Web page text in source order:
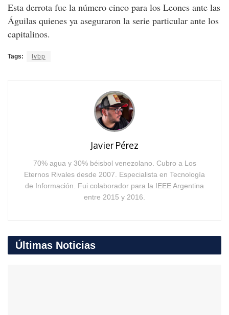
Esta derrota fue la número cinco para los Leones ante las
Águilas quienes ya aseguraron la serie particular ante los
capitalinos.
Tags: lvbp
Javier Pérez
70% agua y 30% béisbol venezolano. Cubro a Los
Eternos Rivales desde 2007. Especialista en Tecnología
de Información. Fui colaborador para la IEEE Argentina
entre 2015 y 2016.
Últimas Noticias